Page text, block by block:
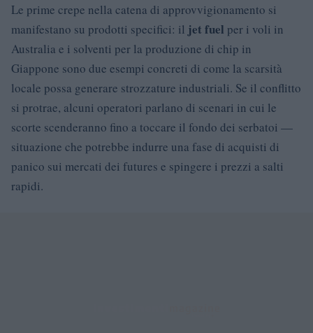
Le prime crepe nella catena di approvvigionamento si
manifestano su prodotti specifici: il jet fuel per i voli in
Australia e i solventi per la produzione di chip in
Giappone sono due esempi concreti di come la scarsità
locale possa generare strozzature industriali. Se il conflitto
si protrae, alcuni operatori parlano di scenari in cui le
scorte scenderanno fino a toccare il fondo dei serbatoi —
situazione che potrebbe indurre una fase di acquisti di
panico sui mercati dei futures e spingere i prezzi a salti
rapidi.